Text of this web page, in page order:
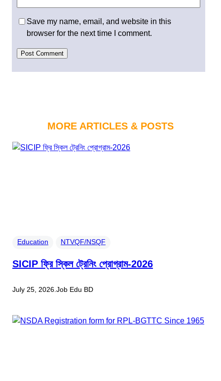
Save my name, email, and website in this
browser for the next time I comment.
MORE ARTICLES & POSTS
Education NTVQF/NSQF
SICIP ফ্রি স্কিল ট্রেনিং প্রোগ্রাম-2026
July 25, 2026 .Job Edu BD